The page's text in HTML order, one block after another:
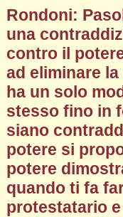
Rondoni:
una
contro il
ad eliminare
ha un solo
stesso fino in
siano
potere si
potere
quando ti fa
protestatario